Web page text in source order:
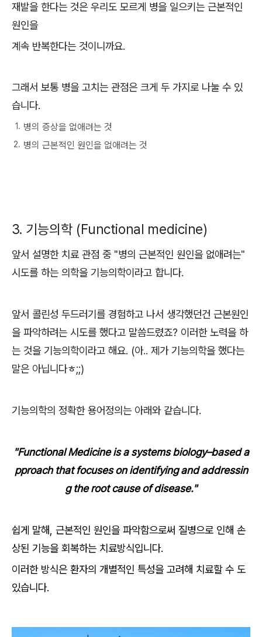
재발을 한다는 것은 우리도 모르게 병을 일으키는 근본적인
원인을
계속 반복한다는 것이니까요.
그래서 보통 병을 고치는 관점은 크게 두 가지로 나눌 수 있
습니다.
병의 증상을 없애려는 것
병의 근본적인 원인을 없애려는 것
3. 기능의학 (Functional medicine)
앞서 설명한 치료 관점 중 "병의 근본적인 원인을 없애려는"
시도를 하는 의학을 기능의학이라고 합니다.
앞서 콜린성 두드러기를 경험하고 나서 생각했던건 근본원인
을 파악하려는 시도를 했다고 말씀드렸죠? 이러한 노력을 하
는 것을 기능의학이라고 해요. (아.. 제가 기능의학을 했다는
말은 아닙니다ㅎ;;)
기능의학의 정확한 용어정의는 아래와 같습니다.
"Functional Medicine is a systems biology–based a
pproach that focuses on identifying and addressin
g the root cause of disease."
쉽게 말해, 근본적인 원인을 파악함으로써 질병으로 인해 손
상된 기능을 회복하는 치료방식입니다.
이러한 방식은 환자의 개별적인 특성을 고려해 치료할 수 도
있습니다.